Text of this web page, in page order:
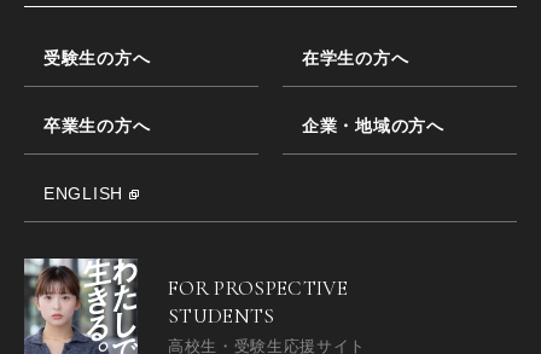
受験生の方へ 在学生の方へ
卒業生の方へ 企業・地域の方へ
ENGLISH
FOR PROSPECTIVE
STUDENTS
高校生・受験生応援サイト